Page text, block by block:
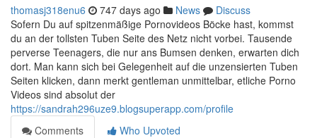
thomasj318enu6 747 days ago News
Discuss
Sofern Du auf spitzenmäßige Pornovideos Böcke hast, kommst
du an der tollsten Tuben Seite des Netz nicht vorbei. Tausende
perverse Teenagers, die nur ans Bumsen denken, erwarten dich
dort. Man kann sich bei Gelegenheit auf die unzensierten Tuben
Seiten klicken, dann merkt gentleman unmittelbar, etliche Porno
Videos sind absolut der
https://sandrah296uze9.blogsuperapp.com/profile
Comments
Who Upvoted